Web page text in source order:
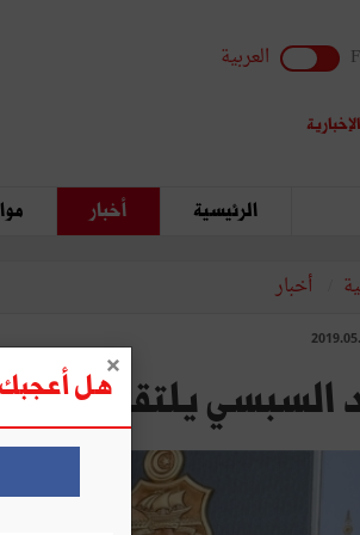
العربية
الرئيسية أخبار
أخبار
السبسي يلتقي وفدا
هل أعجبك